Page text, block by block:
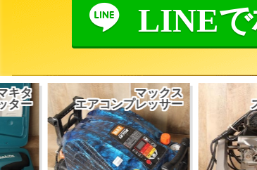
LINEで
マックス
エアコンプレッサー スライ